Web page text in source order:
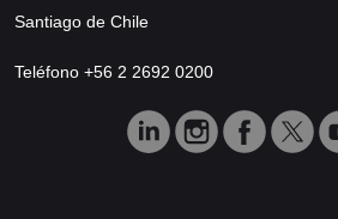
Santiago de Chile
Teléfono +56 2 2692 0200